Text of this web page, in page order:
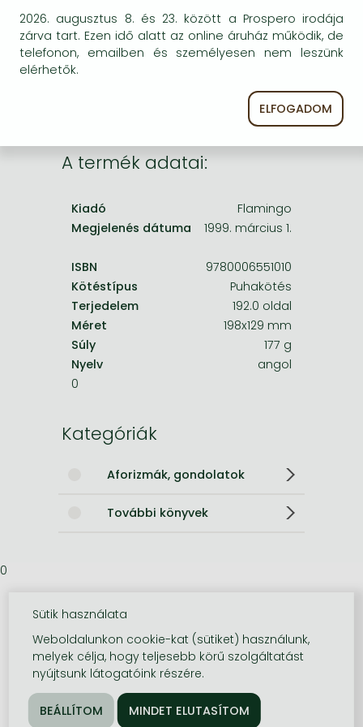
Bleach manga
One-Punch Man manga
egyszer keresni szerzővel és címmel. Ha nem talál
másik, kapható kiadást, forduljon
ügyfélszolgálatunkhoz!
A termék adatai:
Kiadó
Flamingo
Megjelenés dátuma
1999. március 1.
ISBN
9780006551010
Kötéstípus
Puhakötés
Terjedelem
192.0 oldal
Méret
198x129 mm
Súly
177 g
Nyelv
angol
0
Kategóriák
Aforizmák, gondolatok
További könyvek
0
2026. augusztus 8. és 23. között a Prospero irodája
zárva tart. Ezen idő alatt az online áruház működik, de
telefonon, emailben és személyesen nem leszünk
elérhetők.
ELFOGADOM
Sütik használata
Weboldalunkon cookie-kat (sütiket) használunk,
melyek célja, hogy teljesebb körű szolgáltatást
nyújtsunk látogatóink részére.